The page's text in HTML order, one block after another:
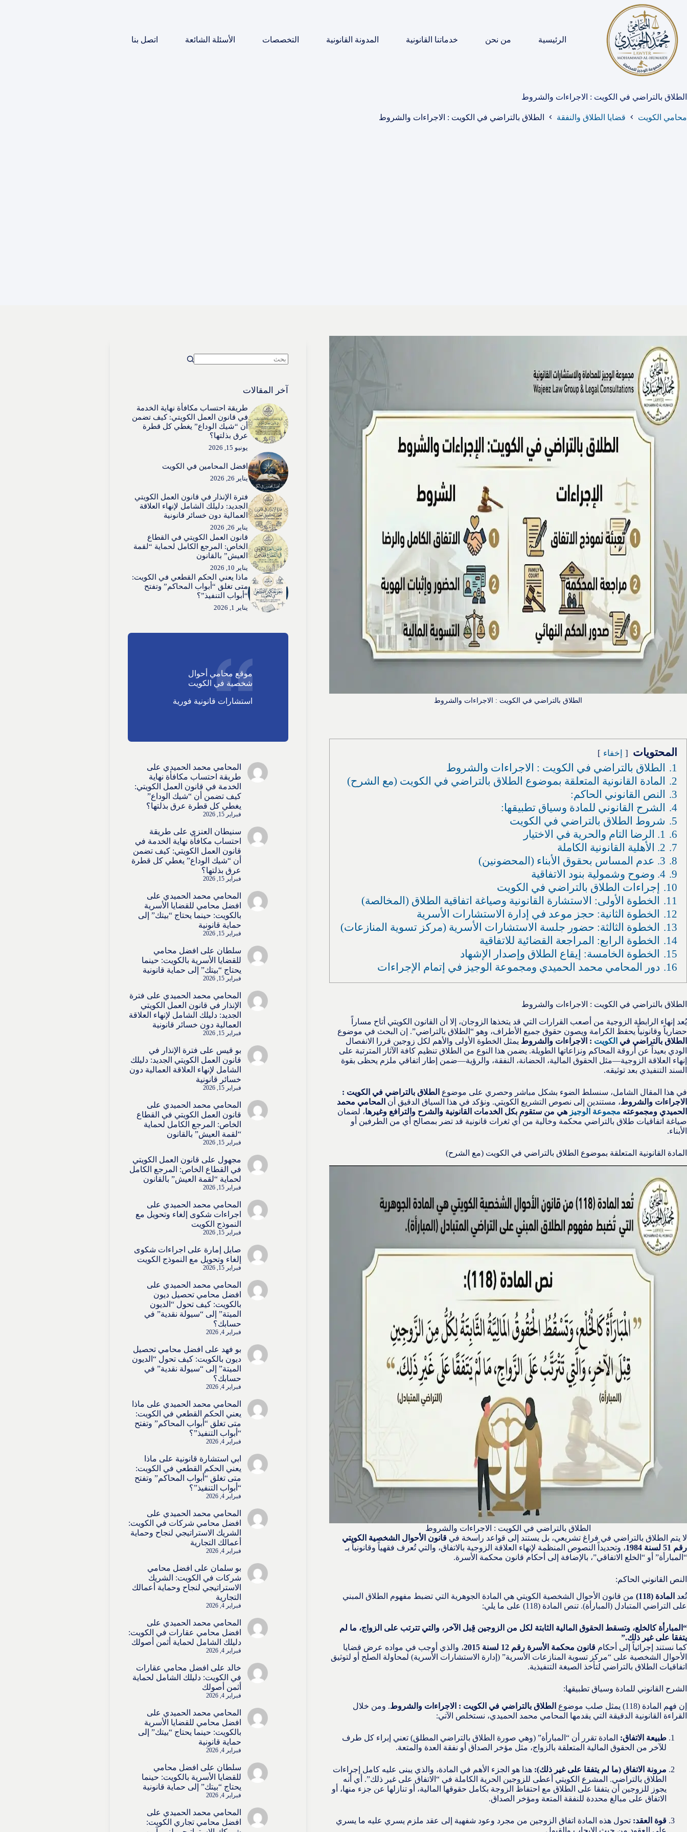
المحتوى
الرئيسية
من نحن خدماتنا القانونية المدونة القانونية التخصصات الأسئلة الشائعة اتصل بنا
الطلاق بالتراضي في الكويت : الاجراءات والشروط
محامي الكويت قضايا الطلاق والنفقة الطلاق بالتراضي في الكويت : الاجراءات والشروط
الطلاق بالتراضي في الكويت : الاجراءات والشروط
المحتويات إخفاء
1.
الطلاق بالتراضي في الكويت : الاجراءات والشروط
2.
المادة القانونية المتعلقة بموضوع الطلاق بالتراضي في الكويت (مع الشرح)
3.
النص القانوني الحاكم:
4.
الشرح القانوني للمادة وسياق تطبيقها:
5.
شروط الطلاق بالتراضي في الكويت
6.
1. الرضا التام والحرية في الاختيار
7.
2. الأهلية القانونية الكاملة
8. 3. عدم المساس بحقوق الأبناء (المحضونين)
9. 4. وضوح وشمولية بنود الاتفاقية
10.
إجراءات الطلاق بالتراضي في الكويت
11.
الخطوة الأولى: الاستشارة القانونية وصياغة اتفاقية الطلاق (المخالصة)
12.
الخطوة الثانية: حجز موعد في إدارة الاستشارات الأسرية
13.
الخطوة الثالثة: حضور جلسة الاستشارات الأسرية (مركز تسوية المنازعات)
14.
الخطوة الرابع: المراجعة القضائية للاتفاقية
15.
الخطوة الخامسة: إيقاع الطلاق وإصدار الإشهاد
16.
دور المحامي محمد الحميدي ومجموعة الوجيز في إتمام الإجراءات
الطلاق بالتراضي في الكويت : الاجراءات والشروط
يُعد إنهاء الرابطة الزوجية من أصعب القرارات التي قد يتخذها الزوجان، إلا أن القانون الكويتي أتاح مساراً
حضارياً وقانونياً يحفظ الكرامة ويصون حقوق جميع الأطراف، وهو “الطلاق بالتراضي”. إن البحث في موضوع
الطلاق بالتراضي في الكويت : الاجراءات والشروط يمثل الخطوة الأولى والأهم لكل زوجين قررا الانفصال
الودي بعيداً عن أروقة المحاكم ونزاعاتها الطويلة. يضمن هذا النوع من الطلاق تنظيم كافة الآثار المترتبة على
إنهاء العلاقة الزوجية—مثل الحقوق المالية، الحضانة، النفقة، والرؤية—ضمن إطار اتفاقي ملزم يحظى بقوة
السند التنفيذي بعد توثيقه.
في هذا المقال الشامل، سنسلط الضوء بشكل مباشر وحصري على موضوع الطلاق بالتراضي في الكويت :
الاجراءات والشروط، مستندين إلى نصوص التشريع الكويتي. ونؤكد في هذا السياق الدقيق أن المحامي محمد
الحميدي ومجموعته مجموعة الوجيز هي من ستقوم بكل الخدمات القانونية والشرح والترافع وغيرها، لضمان
صياغة اتفاقيات طلاق بالتراضي محكمة وخالية من أي ثغرات قانونية قد تضر بمصالح أي من الطرفين أو
الأبناء.
المادة القانونية المتعلقة بموضوع الطلاق بالتراضي في الكويت (مع الشرح)
الطلاق بالتراضي في الكويت : الاجراءات والشروط
لا يتم الطلاق بالتراضي في فراغ تشريعي، بل يستند إلى قواعد راسخة في قانون الأحوال الشخصية الكويتي
رقم 51 لسنة 1984
، وتحديداً النصوص المنظمة لإنهاء العلاقة الزوجية بالاتفاق، والتي تُعرف فقهياً وقانونياً بـ
“المبارأة” أو “الخلع الاتفاقي”، بالإضافة إلى أحكام قانون محكمة الأسرة.
النص القانوني الحاكم:
تُعد المادة (118)
من قانون الأحوال الشخصية الكويتي هي المادة الجوهرية التي تضبط مفهوم الطلاق المبني
على التراضي المتبادل (المبارأة). تنص المادة (118) على ما يلي:
“المبارأة كالخلع، وتسقط الحقوق المالية الثابتة لكل من الزوجين قِبل الآخر، والتي تترتب على الزواج، ما لم
يتفقا على غير ذلك.”
كما نستند إجرائياً إلى أحكام قانون محكمة الأسرة رقم 12 لسنة 2015
، والذي أوجب في مواده عرض قضايا
الأحوال الشخصية على “مركز تسوية المنازعات الأسرية” (إدارة الاستشارات الأسرية) لمحاولة الصلح أو لتوثيق
اتفاقيات الطلاق بالتراضي لتأخذ الصيغة التنفيذية.
الشرح القانوني للمادة وسياق تطبيقها:
إن فهم المادة (118) يمثل صلب موضوع
الطلاق بالتراضي في الكويت : الاجراءات والشروط. ومن خلال
القراءة القانونية الدقيقة التي يقدمها المحامي محمد الحميدي، نستخلص الآتي:
طبيعة الاتفاق: المادة تقرر أن “المبارأة” (وهي صورة الطلاق بالتراضي المطلق) تعني إبراء كل طرف
للآخر من الحقوق المالية المتعلقة بالزواج، مثل مؤخر الصداق أو نفقة العدة والمتعة.
مرونة الاتفاق (ما لم يتفقا على غير ذلك): هذا هو الجزء الأهم في المادة، والذي يبنى عليه كامل إجراءات
الطلاق بالتراضي. المشرع الكويتي أعطى للزوجين الحرية الكاملة في “الاتفاق على غير ذلك”. أي أنه
يجوز للزوجين أن يتفقا على الطلاق مع احتفاظ الزوجة بكامل حقوقها المالية، أو تنازلها عن جزء منها، أو
الاتفاق على مبالغ محددة للنفقة المتعة ومؤخر الصداق.
قوة العقد: تحول هذه المادة اتفاق الزوجين من مجرد وعود شفهية إلى عقد ملزم يسري عليه ما يسري
نتائج
آخر المقالات
طريقة احتساب مكافأة نهاية الخدمة
في قانون العمل الكويتي: كيف تضمن
أن “شيك الوداع” يغطي كل قطرة
عرق بذلتها؟
يونيو 15, 2026
افضل المحامين في الكويت
يناير 26, 2026
فترة الإنذار في قانون العمل الكويتي
الجديد: دليلك الشامل لإنهاء العلاقة
العمالية دون خسائر قانونية
يناير 26, 2026
قانون العمل الكويتي في القطاع
الخاص: المرجع الكامل لحماية “لقمة
العيش” بالقانون
يناير 10, 2026
ماذا يعني الحكم القطعي في الكويت:
متى تغلق “أبواب المحاكم” وتفتح
“أبواب التنفيذ”؟
يناير 1, 2026
موقع محامي أحوال
شخصية في الكويت
استشارات قانونية فورية
المحامي محمد الحميدي على
طريقة احتساب مكافأة نهاية
الخدمة في قانون العمل الكويتي:
كيف تضمن أن “شيك الوداع”
يغطي كل قطرة عرق بذلتها؟
فبراير 15, 2026
سنيطان العنزي على طريقة
احتساب مكافأة نهاية الخدمة في
قانون العمل الكويتي: كيف تضمن
أن “شيك الوداع” يغطي كل قطرة
عرق بذلتها؟
فبراير 15, 2026
المحامي محمد الحميدي على
افضل محامي للقضايا الأسرية
بالكويت: حينما يحتاج “بيتك” إلى
حماية قانونية
فبراير 15, 2026
سلطان على افضل محامي
للقضايا الأسرية بالكويت: حينما
يحتاج “بيتك” إلى حماية قانونية
فبراير 15, 2026
المحامي محمد الحميدي على فترة
الإنذار في قانون العمل الكويتي
الجديد: دليلك الشامل لإنهاء العلاقة
العمالية دون خسائر قانونية
فبراير 15, 2026
بو قيس على فترة الإنذار في
قانون العمل الكويتي الجديد: دليلك
الشامل لإنهاء العلاقة العمالية دون
خسائر قانونية
فبراير 15, 2026
المحامي محمد الحميدي على
قانون العمل الكويتي في القطاع
الخاص: المرجع الكامل لحماية
“لقمة العيش” بالقانون
فبراير 15, 2026
مجهول على قانون العمل الكويتي
في القطاع الخاص: المرجع الكامل
لحماية “لقمة العيش” بالقانون
فبراير 15, 2026
المحامي محمد الحميدي على
اجراءات شكوى إلغاء وتحويل مع
النموذج الكويت
فبراير 15, 2026
صايل إمارة على اجراءات شكوى
إلغاء وتحويل مع النموذج الكويت
فبراير 15, 2026
المحامي محمد الحميدي على
افضل محامي تحصيل ديون
بالكويت: كيف تحول “الديون
الميتة” إلى “سيولة نقدية” في
حسابك؟
فبراير 4, 2026
بو فهد على افضل محامي تحصيل
ديون بالكويت: كيف تحول “الديون
الميتة” إلى “سيولة نقدية” في
حسابك؟
فبراير 4, 2026
المحامي محمد الحميدي على ماذا
يعني الحكم القطعي في الكويت:
متى تغلق “أبواب المحاكم” وتفتح
“أبواب التنفيذ”؟
فبراير 4, 2026
ابي استشارة قانونية على ماذا
يعني الحكم القطعي في الكويت:
متى تغلق “أبواب المحاكم” وتفتح
“أبواب التنفيذ”؟
فبراير 4, 2026
المحامي محمد الحميدي على
افضل محامي شركات في الكويت:
الشريك الاستراتيجي لنجاح وحماية
أعمالك التجارية
فبراير 4, 2026
بو سلمان على افضل محامي
شركات في الكويت: الشريك
الاستراتيجي لنجاح وحماية أعمالك
التجارية
فبراير 4, 2026
المحامي محمد الحميدي على
افضل محامي عقارات في الكويت:
دليلك الشامل لحماية أثمن أصولك
فبراير 4, 2026
خالد على افضل محامي عقارات
في الكويت: دليلك الشامل لحماية
أثمن أصولك
فبراير 4, 2026
المحامي محمد الحميدي على
افضل محامي للقضايا الأسرية
بالكويت: حينما يحتاج “بيتك” إلى
حماية قانونية
فبراير 4, 2026
سلطان على افضل محامي
للقضايا الأسرية بالكويت: حينما
يحتاج “بيتك” إلى حماية قانونية
فبراير 4, 2026
المحامي محمد الحميدي على
افضل محامي تجاري الكويت: